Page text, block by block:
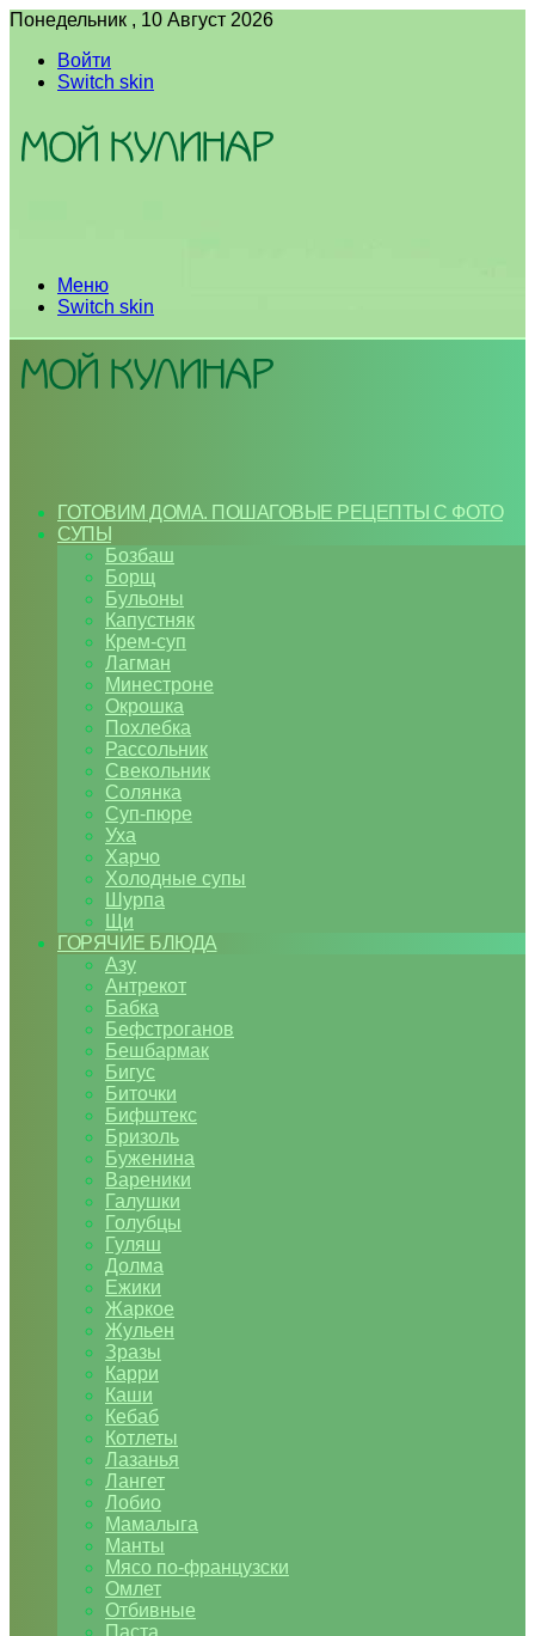
Понедельник , 10 Август 2026
Войти
Switch skin
Меню
Switch skin
ГОТОВИМ ДОМА. ПОШАГОВЫЕ РЕЦЕПТЫ С ФОТО
СУПЫ
Бозбаш
Борщ
Бульоны
Капустняк
Крем-суп
Лагман
Минестроне
Окрошка
Похлебка
Рассольник
Свекольник
Солянка
Суп-пюре
Уха
Харчо
Холодные супы
Шурпа
Щи
ГОРЯЧИЕ БЛЮДА
Азу
Антрекот
Бабка
Бефстроганов
Бешбармак
Бигус
Биточки
Бифштекс
Бризоль
Буженина
Вареники
Галушки
Голубцы
Гуляш
Долма
Ежики
Жаркое
Жульен
Зразы
Карри
Каши
Кебаб
Котлеты
Лазанья
Лангет
Лобио
Мамалыга
Манты
Мясо по-французски
Омлет
Отбивные
Паста